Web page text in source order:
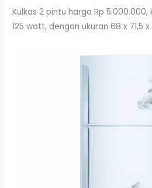
Kulkas 2 pintu harga Rp
125 watt, dengan ukuran 68 x 71,5 x